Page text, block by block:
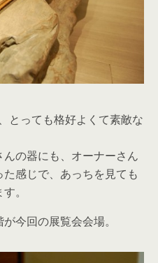
とっても格好よくて素敵な
の器にも、オーナーさん
感じで、あっちを見ても
。
今回の展覧会会場。